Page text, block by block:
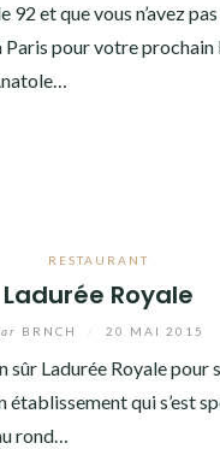
92 et que vous n’avez
Paris pour votre
RESTAURANT
Ladurée Royale
BRNCH 20 MAI 2015
sûr Ladurée Royale pour
établissement qui s’est
rond…